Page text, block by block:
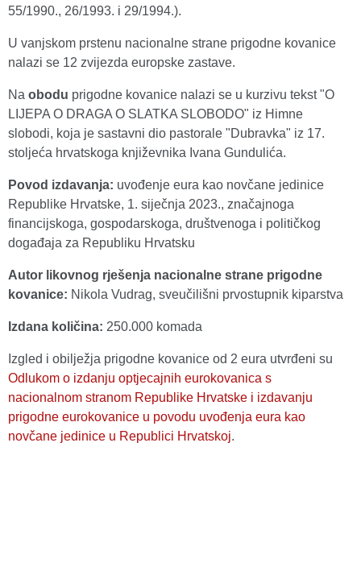
55/1990., 26/1993. i 29/1994.).
U vanjskom prstenu nacionalne strane prigodne kovanice
nalazi se 12 zvijezda europske zastave.
Na obodu prigodne kovanice nalazi se u kurzivu tekst "O
LIJEPA O DRAGA O SLATKA SLOBODO" iz Himne
slobodi, koja je sastavni dio pastorale "Dubravka" iz 17.
stoljeća hrvatskoga književnika Ivana Gundulića.
Povod izdavanja: uvođenje eura kao novčane jedinice
Republike Hrvatske, 1. siječnja 2023., značajnoga
financijskoga, gospodarskoga, društvenoga i političkog
događaja za Republiku Hrvatsku
Autor likovnog rješenja nacionalne strane prigodne
kovanice: Nikola Vudrag, sveučilišni prvostupnik kiparstva
Izdana količina: 250.000 komada
Izgled i obilježja prigodne kovanice od 2 eura utvrđeni su
Odlukom o izdanju optjecajnih eurokovanica s
nacionalnom stranom Republike Hrvatske i izdavanju
prigodne eurokovanice u povodu uvođenja eura kao
novčane jedinice u Republici Hrvatskoj.